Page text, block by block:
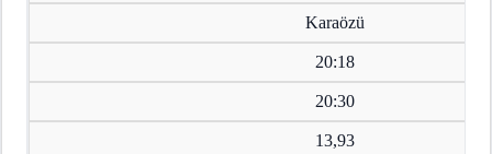
Karaözü
20:18
20:30
13,93